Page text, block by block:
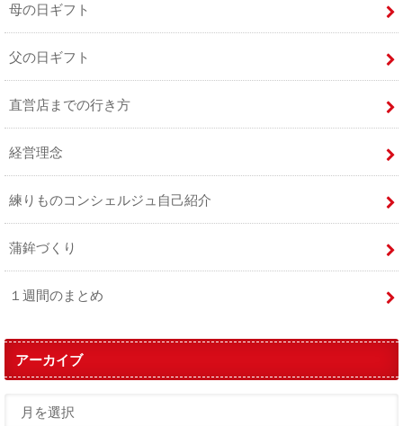
母の日ギフト
父の日ギフト
直営店までの行き方
経営理念
練りものコンシェルジュ自己紹介
蒲鉾づくり
１週間のまとめ
アーカイブ